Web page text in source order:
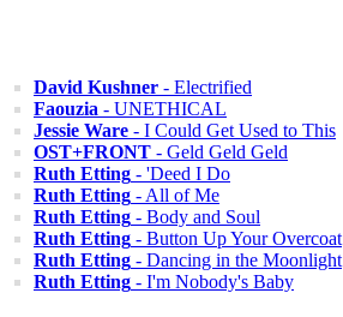
David Kushner - Electrified
Faouzia - UNETHICAL
Jessie Ware - I Could Get Used to This
OST+FRONT - Geld Geld Geld
Ruth Etting - 'Deed I Do
Ruth Etting - All of Me
Ruth Etting - Body and Soul
Ruth Etting - Button Up Your Overcoat
Ruth Etting - Dancing in the Moonlight
Ruth Etting - I'm Nobody's Baby